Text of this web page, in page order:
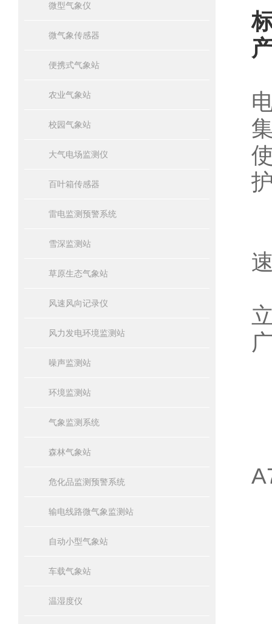
微型气象仪
微气象传感器
便携式气象站
农业气象站
校园气象站
大气电场监测仪
百叶箱传感器
雷电监测预警系统
雪深监测站
草原生态气象站
风速风向记录仪
风力发电环境监测站
噪声监测站
环境监测站
气象监测系统
森林气象站
危化品监测预警系统
输电线路微气象监测站
自动小型气象站
车载气象站
温湿度仪